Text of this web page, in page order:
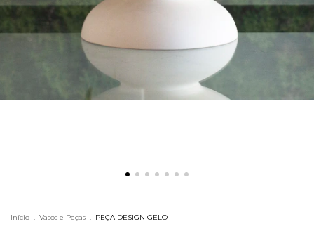
Início . Vasos e Peças . PEÇA DESIGN GELO